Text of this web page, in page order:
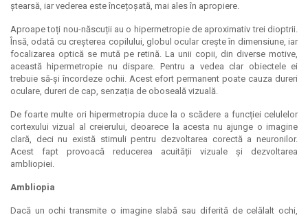
ștearsă, iar vederea este încețoșată, mai ales în apropiere.
Aproape toți nou-născuții au o hipermetropie de aproximativ trei dioptrii.
Însă, odată cu creșterea copilului, globul ocular crește în dimensiune, iar
focalizarea optică se mută pe retină. La unii copii, din diverse motive,
această hipermetropie nu dispare. Pentru a vedea clar obiectele ei
trebuie să-și încordeze ochii. Acest efort permanent poate cauza dureri
oculare, dureri de cap, senzația de oboseală vizuală.
De foarte multe ori hipermetropia duce la o scădere a funcției celulelor
cortexului vizual al creierului, deoarece la acesta nu ajunge o imagine
clară, deci nu există stimuli pentru dezvoltarea corectă a neuronilor.
Acest fapt provoacă reducerea acuității vizuale și dezvoltarea
ambliopiei.
Ambliopia
Dacă un ochi transmite o imagine slabă sau diferită de celălalt ochi,